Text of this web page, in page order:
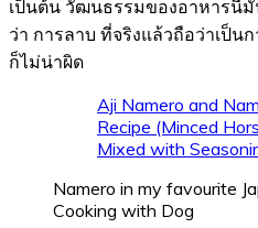
เป็นต้น วัฒนธรรมของอาหารนี่มั
ว่า การลาบ ที่จริงแล้วถือว่าเป็น
ก็ไม่น่าผิด
Aji Namero and
Recipe (Minced
Mixed with
Namero in my favourite
Cooking with Dog